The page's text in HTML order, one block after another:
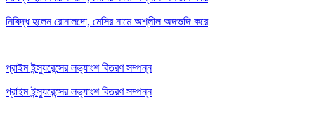
নিষিদ্ধ হলেন রোনালদো, মেসির নামে অশ্লীল অঙ্গভঙ্গি করে
প্রাইম ইন্স্যুরেন্সের লভ্যাংশ বিতরণ সম্পন্ন
প্রাইম ইন্স্যুরেন্সের লভ্যাংশ বিতরণ সম্পন্ন